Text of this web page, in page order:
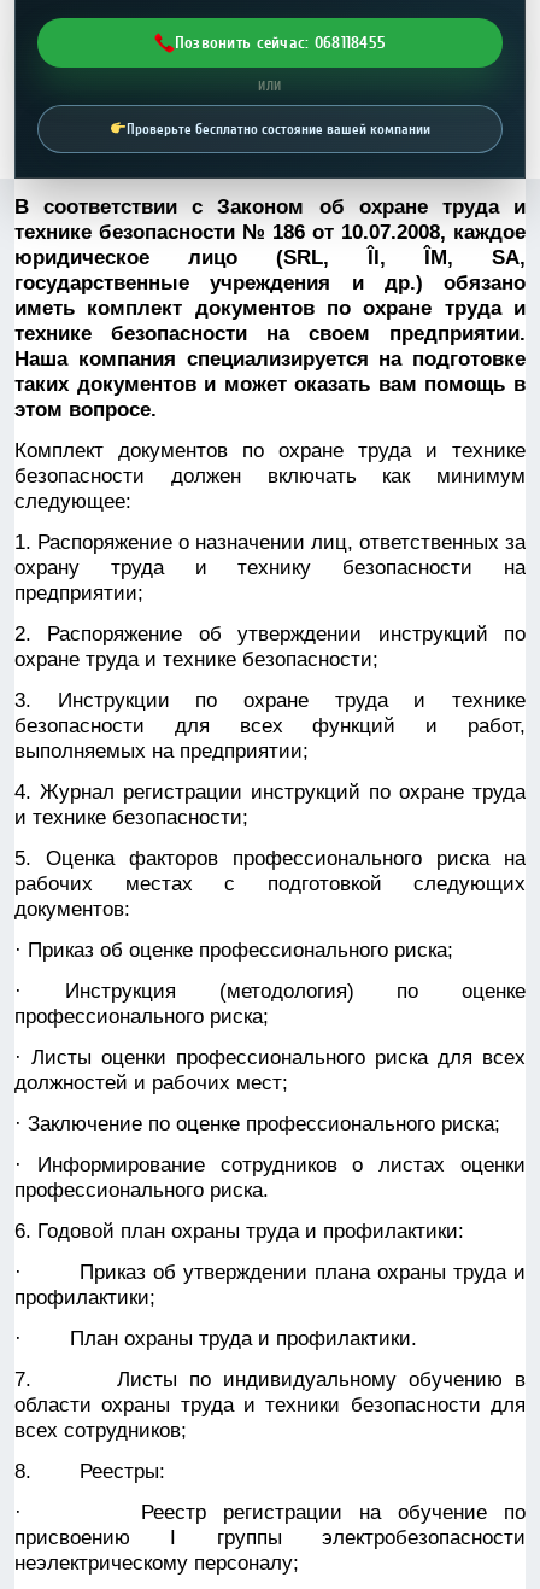
Позвонить сейчас: 068118455
ИЛИ
Проверьте бесплатно состояние вашей компании
В соответствии с Законом об охране труда и
технике безопасности № 186 от 10.07.2008, каждое
юридическое лицо (SRL, ÎI, ÎM, SA,
государственные учреждения и др.) обязано
иметь комплект документов по охране труда и
технике безопасности на своем предприятии.
Наша компания специализируется на подготовке
таких документов и может оказать вам помощь в
этом вопросе.
Комплект документов по охране труда и технике
безопасности должен включать как минимум
следующее:
1. Распоряжение о назначении лиц, ответственных за
охрану труда и технику безопасности на
предприятии;
2. Распоряжение об утверждении инструкций по
охране труда и технике безопасности;
3. Инструкции по охране труда и технике
безопасности для всех функций и работ,
выполняемых на предприятии;
4. Журнал регистрации инструкций по охране труда
и технике безопасности;
5. Оценка факторов профессионального риска на
рабочих местах с подготовкой следующих
документов:
· Приказ об оценке профессионального риска;
· Инструкция (методология) по оценке
профессионального риска;
· Листы оценки профессионального риска для всех
должностей и рабочих мест;
· Заключение по оценке профессионального риска;
· Информирование сотрудников о листах оценки
профессионального риска.
6. Годовой план охраны труда и профилактики:
· Приказ об утверждении плана охраны труда и
профилактики;
· План охраны труда и профилактики.
7. Листы по индивидуальному обучению в
области охраны труда и техники безопасности для
всех сотрудников;
8. Реестры:
· Реестр регистрации на обучение по
присвоению I группы электробезопасности
неэлектрическому персоналу;